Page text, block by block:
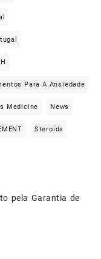
Para A Ansiedade
Medicine News
Steroids
pela Garantia de